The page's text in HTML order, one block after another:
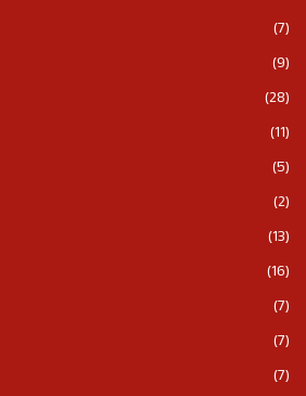
(7)
(9)
(28)
(11)
(5)
(2)
(13)
(16)
(7)
(7)
(7)